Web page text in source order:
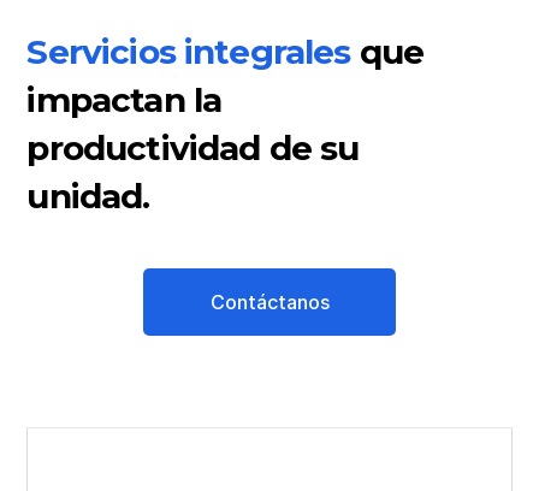
Servicios integralesque
impactan la
productividad de su
unidad.
Contáctanos